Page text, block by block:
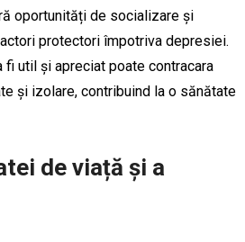
oportunități de socializare și
protectori împotriva depresiei.
fi util și apreciat poate contracara
și izolare, contribuind la o sănătate
de viață și a